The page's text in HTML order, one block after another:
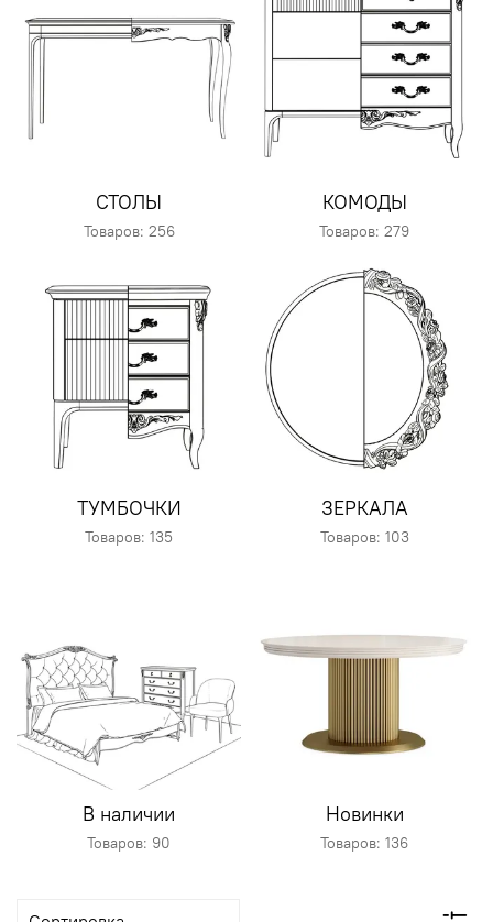
СТОЛЫ
Товаров: 256
КОМОДЫ
Товаров: 279
ТУМБОЧКИ
Товаров: 135
ЗЕРКАЛА
Товаров: 103
В наличии
Товаров: 90
Новинки
Товаров: 136